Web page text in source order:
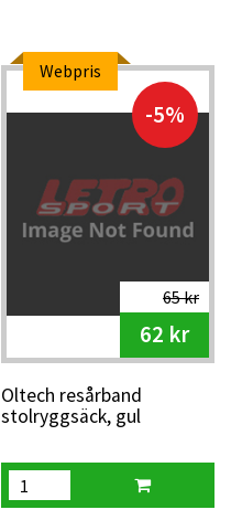
Webpris
-5%
65 kr
62 kr
Oltech resårband
stolryggsäck, gul